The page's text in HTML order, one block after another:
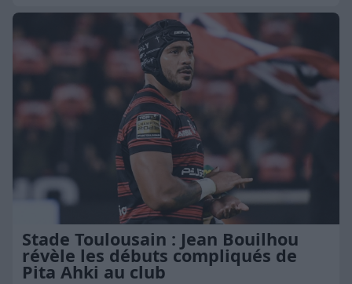
Stade Toulousain : Jean Bouilhou
révèle les débuts compliqués de
Pita Ahki au club